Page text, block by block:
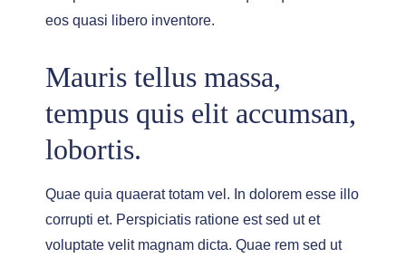
eos quasi libero inventore.
Mauris tellus massa,
tempus quis elit accumsan,
lobortis.
Quae quia quaerat totam vel. In dolorem esse illo
corrupti et. Perspiciatis ratione est sed ut et
voluptate velit magnam dicta. Quae rem sed ut